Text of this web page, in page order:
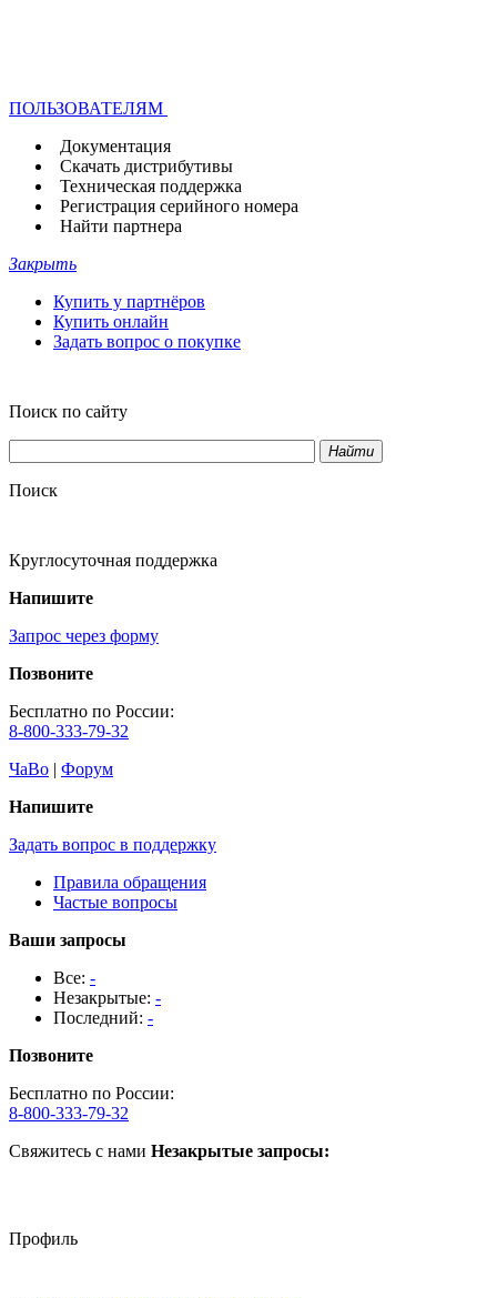
ПОЛЬЗОВАТЕЛЯМ
Документация
Скачать дистрибутивы
Техническая поддержка
Регистрация серийного номера
Найти партнера
Закрыть
Купить у партнёров
Купить онлайн
Задать вопрос о покупке
Поиск по сайту
Найти
Поиск
Круглосуточная поддержка
Напишите
Запрос через форму
Позвоните
Бесплатно по России:
8-800-333-79-32
ЧаВо | Форум
Напишите
Задать вопрос в поддержку
Правила обращения
Частые вопросы
Ваши запросы
Все: -
Незакрытые: -
Последний: -
Позвоните
Бесплатно по России:
8-800-333-79-32
Свяжитесь с нами Незакрытые запросы:
Профиль